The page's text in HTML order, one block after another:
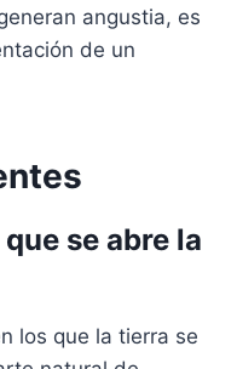
angustia, es
de un
se abre la
los que la tierra se